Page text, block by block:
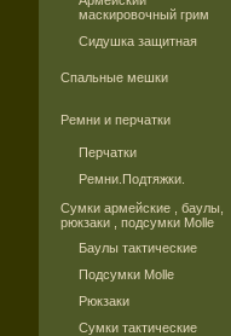
маскировочный грим
Сидушка защитная
Спальные мешки
Ремни и перчатки
Перчатки
Ремни.Подтяжки.
Сумки армейские , баулы,
рюкзаки , подсумки Molle
Баулы тактические
Подсумки Molle
Рюкзаки
Сумки тактические